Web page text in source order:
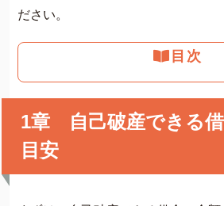
ださい。
目次
1章 自己破産できる
目安